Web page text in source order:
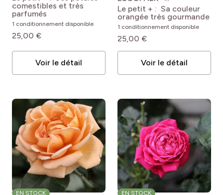
damascena 'Kazanlik'
TRIGINTIPETALA
comestibles et très
parfumés
1 conditionnement disponible
25,00 €
Voir le détail
Meizasmyne Rosa
Auguste Escoffier®
'Meizasmyne'
Le petit + : Sa couleur
orangée très gourmande
1 conditionnement disponible
25,00 €
Voir le détail
EN STOCK EN STOCK